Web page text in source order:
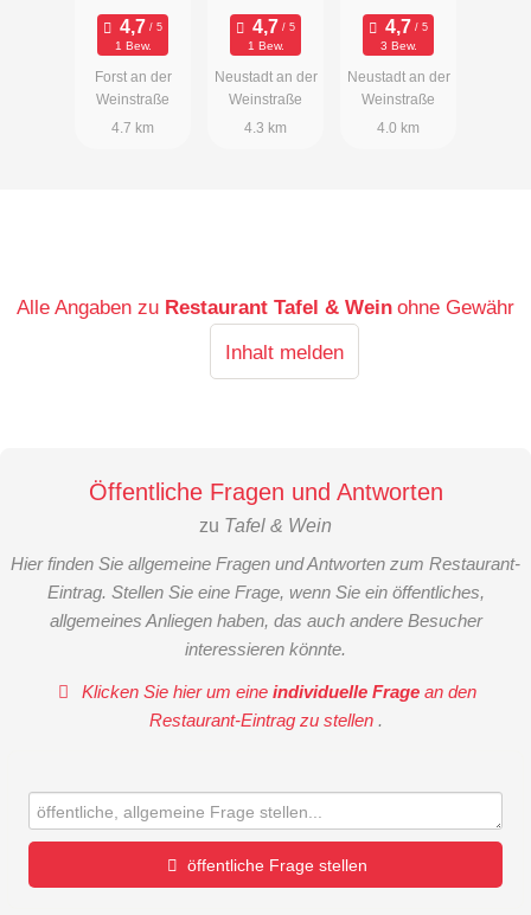
1 Bew.
Forst an der
Weinstraße
4.7 km
1 Bew.
Neustadt an der
Weinstraße
4.3 km
3 Bew.
Neustadt an der
Weinstraße
4.0 km
Alle Angaben zu Restaurant Tafel & Wein ohne Gewähr
Inhalt melden
Öffentliche Fragen und Antworten
zu Tafel & Wein
Hier finden Sie allgemeine Fragen und Antworten zum Restaurant-
Eintrag. Stellen Sie eine Frage, wenn Sie ein öffentliches,
allgemeines Anliegen haben, das auch andere Besucher
interessieren könnte.
Klicken Sie hier um eineindividuelle Frage an den
Restaurant-Eintrag zu stellen .
öffentliche Frage stellen